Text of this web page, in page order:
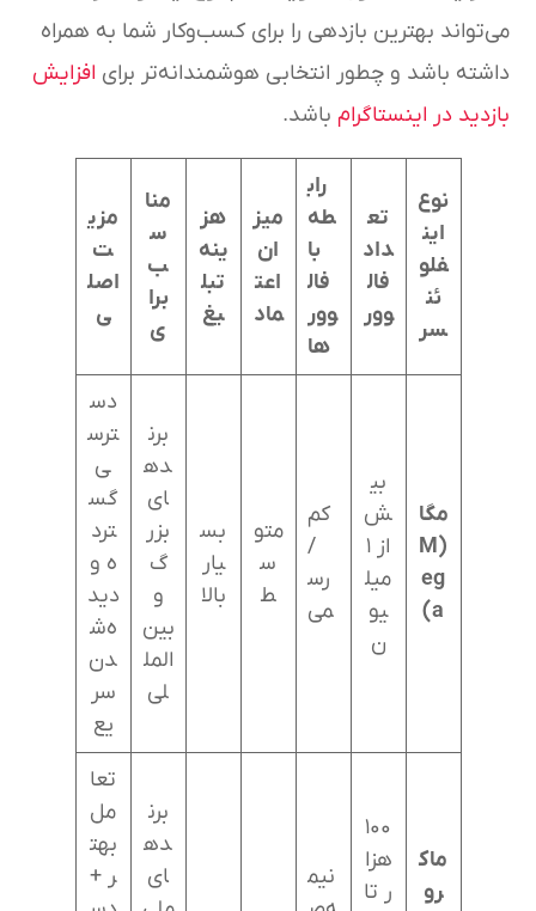
می‌تواند بهترین بازدهی را برای کسب‌وکار شما به همراه
داشته باشد و چطور انتخابی هوشمندانه‌تر برای افزایش
بازدید در اینستاگرام باشد.
نوع
این
فلو
ئن
سر
تع
داد
فال
وور
راب
طه
با
فال
وور
ها
میز
ان
اعت
ماد
هز
ینه
تبل
یغ
منا
س
ب
برا
ی
مزی
ت
اصل
ی
مگا
(M
eg
a)
بی
ش
از ۱
میل
یو
ن
کم
/
رس
می
متو
س
ط
بس
یار
بالا
برن
ده
ای
بزر
گ
و
بین‌
المل
لی
دس
ترس
ی
گس
ترد
ه و
دید
ه‌ش
دن
سر
یع
ماک
رو
۱۰۰
هزا
ر تا
نیم
برن
ده
ای
تعا
مل
بهت
ر +